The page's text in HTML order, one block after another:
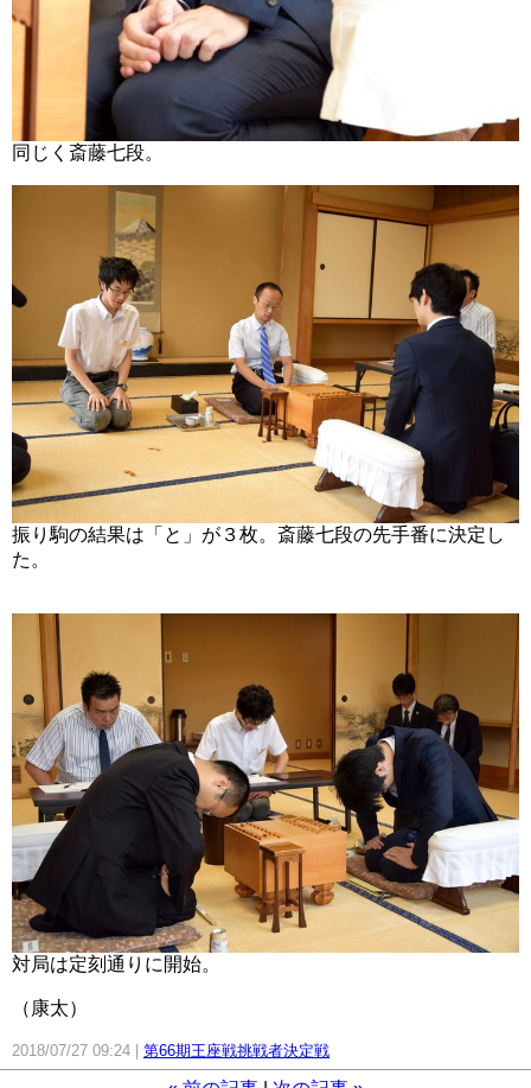
同じく斎藤七段。
振り駒の結果は「と」が３枚。斎藤七段の先手番に決定し
た。
対局は定刻通りに開始。
（康太）
2018/07/27 09:24 第66期王座戦挑戦者決定戦